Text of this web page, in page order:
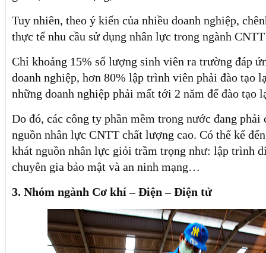
Tuy nhiên, theo ý kiến của nhiều doanh nghiệp,
thực tế nhu cầu sử dụng nhân lực trong ngành
Chỉ khoảng 15% số lượng sinh viên ra trường đáp
doanh nghiệp, hơn 80% lập trình viên phải đào tạo
những doanh nghiệp phải mất tới 2 năm để đào tạo
Do đó, các công ty phần mềm trong nước đang
nguồn nhân lực CNTT chất lượng cao. Có thể kể
khát nguồn nhân lực giỏi trầm trọng như: lập trình
chuyên gia bảo mật và an ninh mạng…
3. Nhóm ngành Cơ khí – Điện – Điện tử